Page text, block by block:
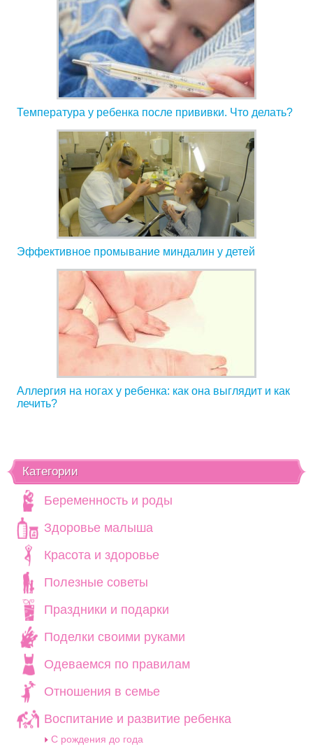
Температура у ребенка после прививки. Что делать?
Эффективное промывание миндалин у детей
Аллергия на ногах у ребенка: как она выглядит и как
лечить?
Категории
Беременность и роды
Здоровье малыша
Красота и здоровье
Полезные советы
Праздники и подарки
Поделки своими руками
Одеваемся по правилам
Отношения в семье
Воспитание и развитие ребенка
C рождения до года